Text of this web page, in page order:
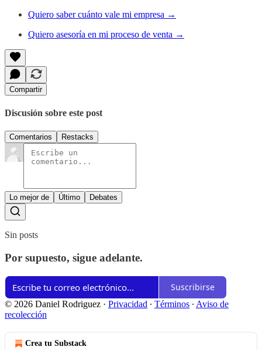
Quiero saber cuánto vale mi empresa →
Quiero asesoría en mi proceso de venta →
Compartir
Discusión sobre este post
Comentarios Restacks
Lo mejor de Último Debates
Sin posts
Por supuesto, sigue adelante.
Suscribirse
© 2026 Daniel Rodriguez · Privacidad ∙ Términos ∙ Aviso de
recolección
Crea tu Substack